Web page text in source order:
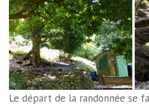
Le départ de la randonnée se